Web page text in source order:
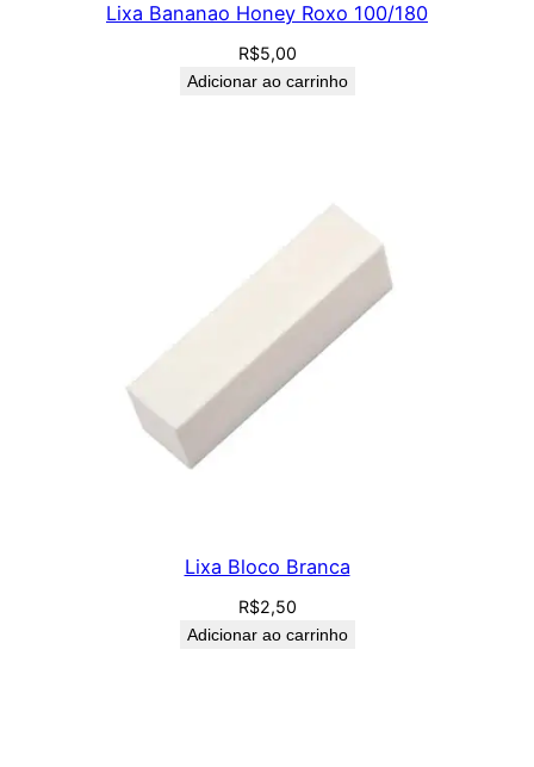
Lixa Bananao Honey Roxo 100/180
R$5,00
Adicionar ao carrinho
Lixa Bloco Branca
R$2,50
Adicionar ao carrinho